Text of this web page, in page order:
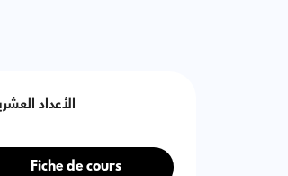
الأعداد
Fiche de cours